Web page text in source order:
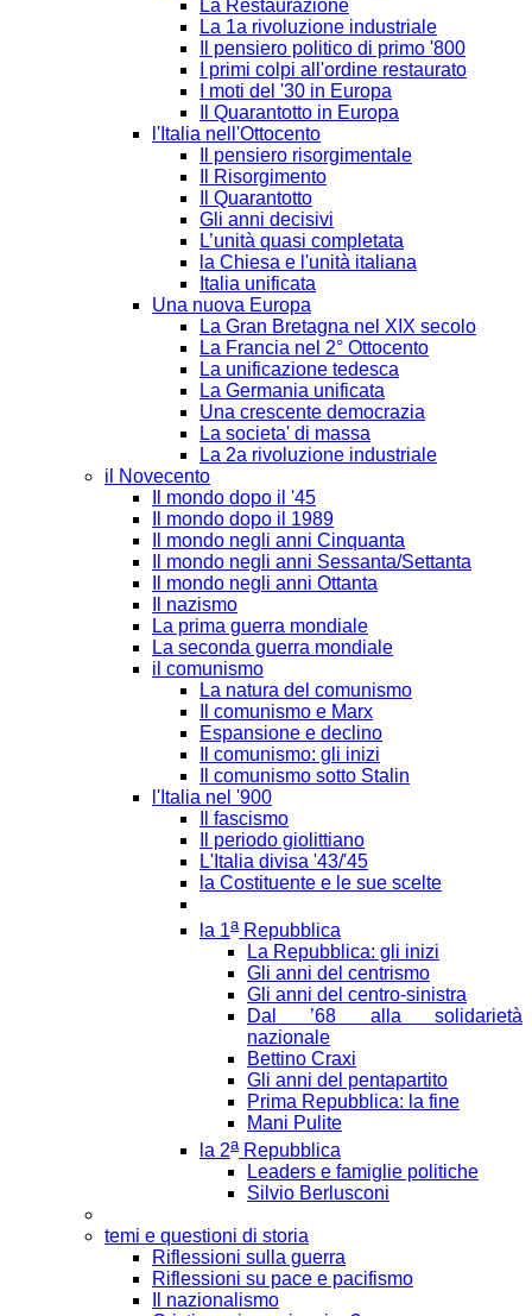
La Restaurazione
La 1a rivoluzione industriale
Il pensiero politico di primo '800
I primi colpi all'ordine restaurato
I moti del '30 in Europa
Il Quarantotto in Europa
l'Italia nell'Ottocento
Il pensiero risorgimentale
Il Risorgimento
Il Quarantotto
Gli anni decisivi
L’unità quasi completata
la Chiesa e l'unità italiana
Italia unificata
Una nuova Europa
La Gran Bretagna nel XIX secolo
La Francia nel 2° Ottocento
La unificazione tedesca
La Germania unificata
Una crescente democrazia
La societa' di massa
La 2a rivoluzione industriale
il Novecento
Il mondo dopo il '45
Il mondo dopo il 1989
Il mondo negli anni Cinquanta
Il mondo negli anni Sessanta/Settanta
Il mondo negli anni Ottanta
Il nazismo
La prima guerra mondiale
La seconda guerra mondiale
il comunismo
La natura del comunismo
Il comunismo e Marx
Espansione e declino
Il comunismo: gli inizi
Il comunismo sotto Stalin
l'Italia nel '900
Il fascismo
Il periodo giolittiano
L'Italia divisa '43/'45
la Costituente e le sue scelte
la 1aRepubblica
La Repubblica: gli inizi
Gli anni del centrismo
Gli anni del centro-sinistra
Dal ’68 alla solidarietà
nazionale
Bettino Craxi
Gli anni del pentapartito
Prima Repubblica: la fine
Mani Pulite
la 2aRepubblica
Leaders e famiglie politiche
Silvio Berlusconi
temi e questioni di storia
Riflessioni sulla guerra
Riflessioni su pace e pacifismo
Il nazionalismo